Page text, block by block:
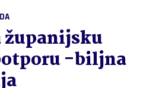
županijsku
-biljna